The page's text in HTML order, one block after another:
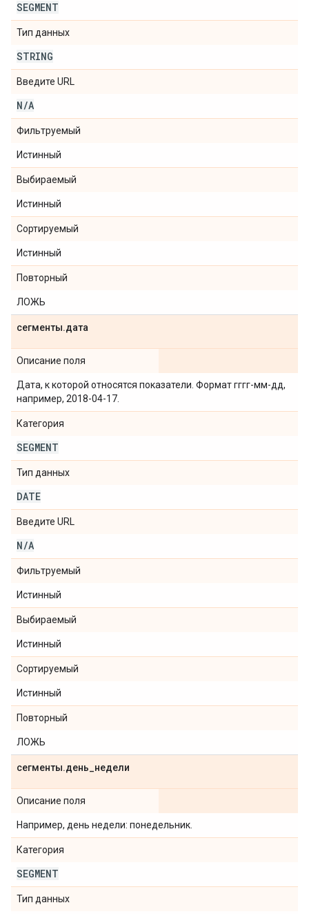
SEGMENT
Тип данных
STRING
Введите URL
N/A
Фильтруемый
Истинный
Выбираемый
Истинный
Сортируемый
Истинный
Повторный
ЛОЖЬ
сегменты.дата
Описание поля
Дата, к которой относятся показатели. Формат гггг-мм-дд,
например, 2018-04-17.
Категория
SEGMENT
Тип данных
DATE
Введите URL
N/A
Фильтруемый
Истинный
Выбираемый
Истинный
Сортируемый
Истинный
Повторный
ЛОЖЬ
сегменты.день недели
Описание поля
Например, день недели: понедельник.
Категория
SEGMENT
Тип данных